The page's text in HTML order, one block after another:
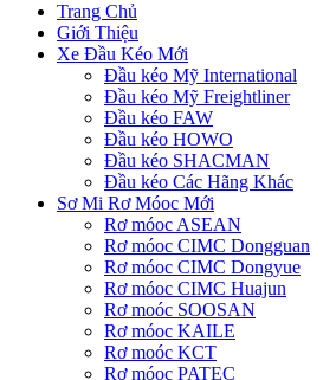
Trang Chủ
Giới Thiệu
Xe Đầu Kéo Mới
Đầu kéo Mỹ International
Đầu kéo Mỹ Freightliner
Đầu kéo FAW
Đầu kéo HOWO
Đầu kéo SHACMAN
Đầu kéo Các Hãng Khác
Sơ Mi Rơ Móoc Mới
Rơ móoc ASEAN
Rơ móoc CIMC Dongguan
Rơ móoc CIMC Dongyue
Rơ móoc CIMC Huajun
Rơ moóc SOOSAN
Rơ móoc KAILE
Rơ moóc KCT
Rơ móoc PATEC